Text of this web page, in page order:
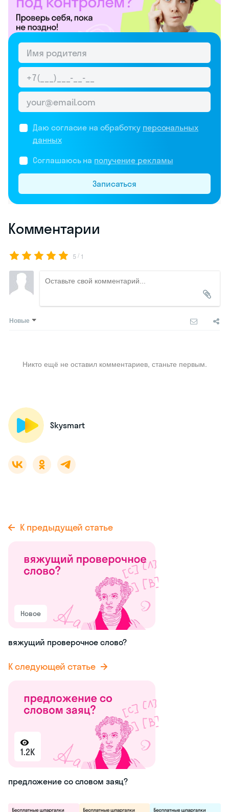
Даю согласие на обработку персональных
данных
Соглашаюсь на получение рекламы
Записаться
Комментарии
5/ 1
Новые
Никто ещё не оставил комментариев, станьте первым.
Skysmart
К предыдущей статье
Новое
вяжущий проверочное слово?
К следующей статье
1.2K
предложение со словом заяц?